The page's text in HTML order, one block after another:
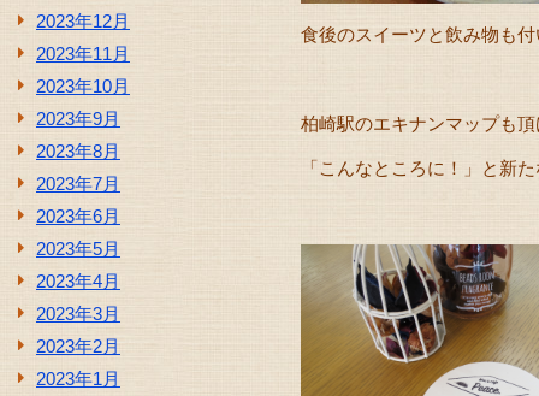
2023年12月
2023年11月
2023年10月
2023年9月
2023年8月
2023年7月
2023年6月
2023年5月
2023年4月
2023年3月
2023年2月
2023年1月
食後のスイーツと飲み物も
柏崎駅のエキナンマップも
「こんなところに！」と新